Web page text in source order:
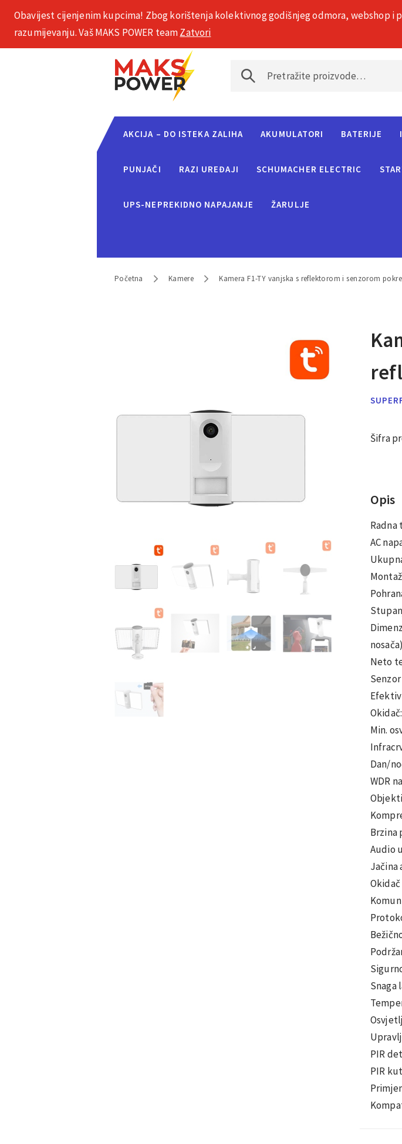
+385 1 2002 575
AKCIJA – DO ISTEKA ZALIHA AKUMULATORI BATERIJE
PUNJAČI RAZI UREĐAJI SCHUMACHER ELECTRIC
UPS-NEPREKIDNO NAPAJANJE ŽARULJE
Početna Kamere Kamera F1-TY vanjska s reflektorom i senzorom
Šifra
Opis
Radna
AC
nosača)
Neto
Senzor
Min.
Dan/
WDR
Brzina
Audio
Jačina
Snaga
PIR
PIR
Obavijest cijenjenim kupcima! Zbog korištenja kolektivnog godišnjeg odmora, webshop i
razumijevanju. Vaš MAKS POWER teamZatvori